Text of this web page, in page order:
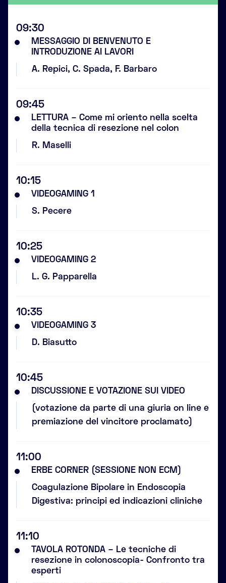
09:30
MESSAGGIO DI BENVENUTO E
INTRODUZIONE AI LAVORI
A. Repici, C. Spada, F. Barbaro
09:45
LETTURA – Come mi oriento nella scelta
della tecnica di resezione nel colon
R. Maselli
10:15
VIDEOGAMING 1
S. Pecere
10:25
VIDEOGAMING 2
L. G. Papparella
10:35
VIDEOGAMING 3
D. Biasutto
10:45
DISCUSSIONE E VOTAZIONE SUI VIDEO
(votazione da parte di una giuria on line e
premiazione del vincitore proclamato)
11:00
ERBE CORNER (SESSIONE NON ECM)
Coagulazione Bipolare in Endoscopia
Digestiva: principi ed indicazioni cliniche
11:10
TAVOLA ROTONDA – Le tecniche di
resezione in colonoscopia- Confronto tra
esperti